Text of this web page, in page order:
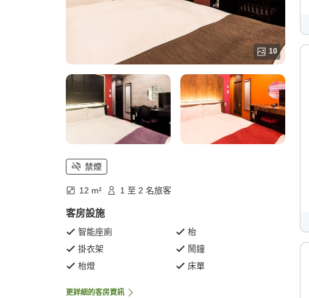
10
禁煙
12 m² 1 至 2 名旅客
客房設施
智能座廁
枱
掛衣架
鬧鐘
枱燈
床單
更詳細的客房資訊